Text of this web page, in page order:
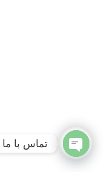
تماس با ما